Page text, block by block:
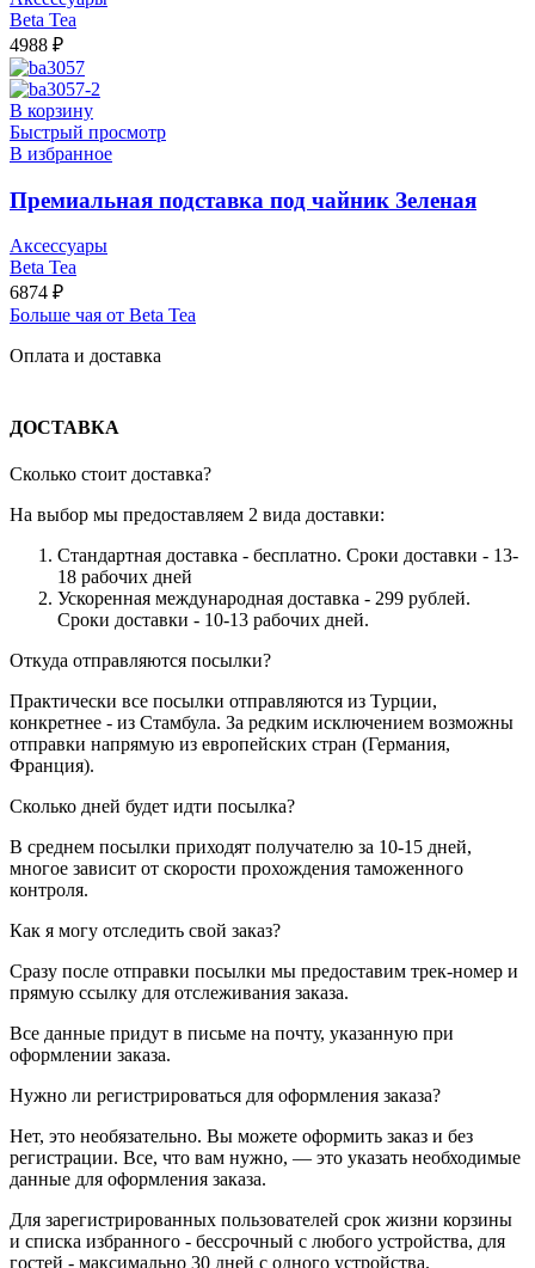
Beta Tea
4988 ₽
В корзину
Быстрый просмотр
В избранное
Премиальная подставка под чайник Зеленая
Аксессуары
Beta Tea
6874 ₽
Больше чая от Beta Tea
Оплата и доставка
ДОСТАВКА
Сколько стоит доставка?
На выбор мы предоставляем 2 вида доставки:
Стандартная доставка - бесплатно. Сроки доставки - 13-
18 рабочих дней
Ускоренная международная доставка - 299 рублей.
Сроки доставки - 10-13 рабочих дней.
Откуда отправляются посылки?
Практически все посылки отправляются из Турции,
конкретнее - из Стамбула. За редким исключением возможны
отправки напрямую из европейских стран (Германия,
Франция).
Сколько дней будет идти посылка?
В среднем посылки приходят получателю за 10-15 дней,
многое зависит от скорости прохождения таможенного
контроля.
Как я могу отследить свой заказ?
Сразу после отправки посылки мы предоставим трек-номер и
прямую ссылку для отслеживания заказа.
Все данные придут в письме на почту, указанную при
оформлении заказа.
Нужно ли регистрироваться для оформления заказа?
Нет, это необязательно. Вы можете оформить заказ и без
регистрации. Все, что вам нужно, — это указать необходимые
данные для оформления заказа.
Для зарегистрированных пользователей срок жизни корзины
и списка избранного - бессрочный с любого устройства, для
гостей - максимально 30 дней с одного устройства.